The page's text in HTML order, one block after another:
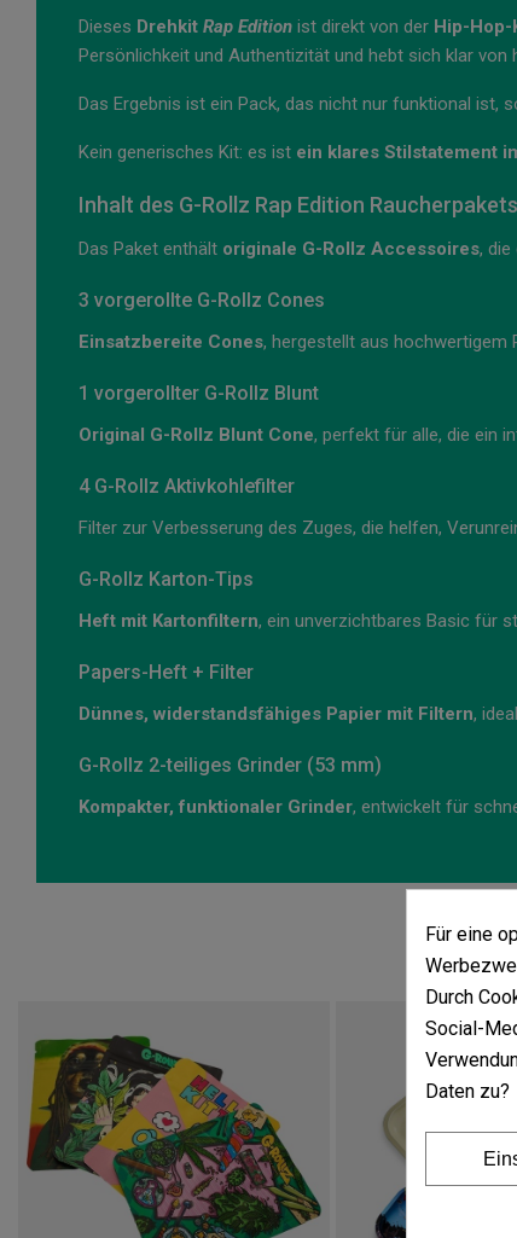
Dieses Drehkit Rap Edition ist direkt von der Hip-Hop-
Persönlichkeit und Authentizität und hebt sich klar von
Das Ergebnis ist ein Pack, das nicht nur funktional ist,
Kein generisches Kit: es ist ein klares Stilstatement
Inhalt des G-Rollz Rap Edition Raucherpakets
Das Paket enthält originale G-Rollz Accessoires,
3 vorgerollte G-Rollz Cones
Einsatzbereite Cones, hergestellt aus hochwertigem
1 vorgerollter G-Rollz Blunt
Original G-Rollz Blunt Cone, perfekt für alle, die ein
4 G-Rollz Aktivkohlefilter
Filter zur Verbesserung des Zuges, die helfen,
G-Rollz Karton-Tips
Heft mit Kartonfiltern, ein unverzichtbares Basic für
Papers-Heft + Filter
Dünnes, widerstandsfähiges Papier mit Filtern,
G-Rollz 2-teiliges Grinder (53 mm)
Kompakter, funktionaler Grinder, entwickelt für
Für eine
Durch
Social-
Daten zu?